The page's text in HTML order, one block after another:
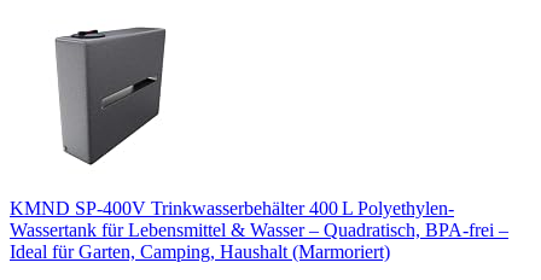
KMND SP-400V Trinkwasserbehälter 400 L Polyethylen-
Wassertank für Lebensmittel & Wasser – Quadratisch, BPA-frei –
Ideal für Garten, Camping, Haushalt (Marmoriert)